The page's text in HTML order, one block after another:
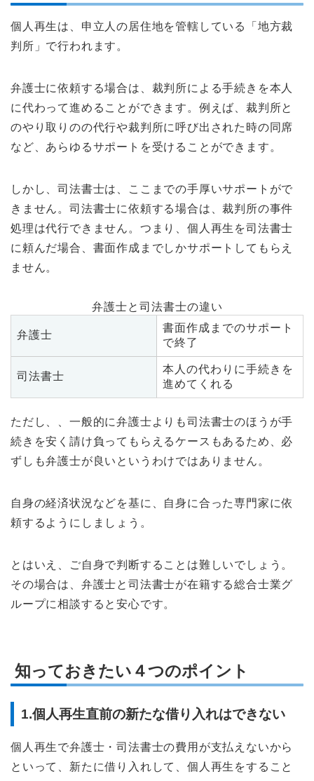
個人再生は、申立人の居住地を管轄している「地方裁
判所」で行われます。
弁護士に依頼する場合は、裁判所による手続きを本人
に代わって進めることができます。例えば、裁判所と
のやり取りのの代行や裁判所に呼び出された時の同席
など、あらゆるサポートを受けることができます。
しかし、司法書士は、ここまでの手厚いサポートがで
きません。司法書士に依頼する場合は、裁判所の事件
処理は代行できません。つまり、個人再生を司法書士
に頼んだ場合、書面作成までしかサポートしてもらえ
ません。
弁護士と司法書士の違い
弁護士
書面作成までのサポート
で終了
司法書士
本人の代わりに手続きを
進めてくれる
ただし、、一般的に弁護士よりも司法書士のほうが手
続きを安く請け負ってもらえるケースもあるため、必
ずしも弁護士が良いというわけではありません。
自身の経済状況などを基に、自身に合った専門家に依
頼するようにしましょう。
とはいえ、ご自身で判断することは難しいでしょう。
その場合は、弁護士と司法書士が在籍する総合士業グ
ループに相談すると安心です。
知っておきたい４つのポイント
1.個人再生直前の新たな借り入れはできない
個人再生で弁護士・司法書士の費用が支払えないから
といって、新たに借り入れして、個人再生をすること